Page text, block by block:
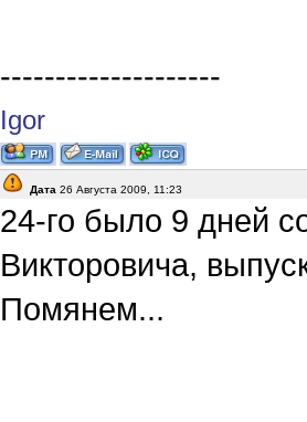
--------------------
Igor
Дата 26 Августа 2009, 11:23
24-го было 9 дней
Викторовича,
Помянем...